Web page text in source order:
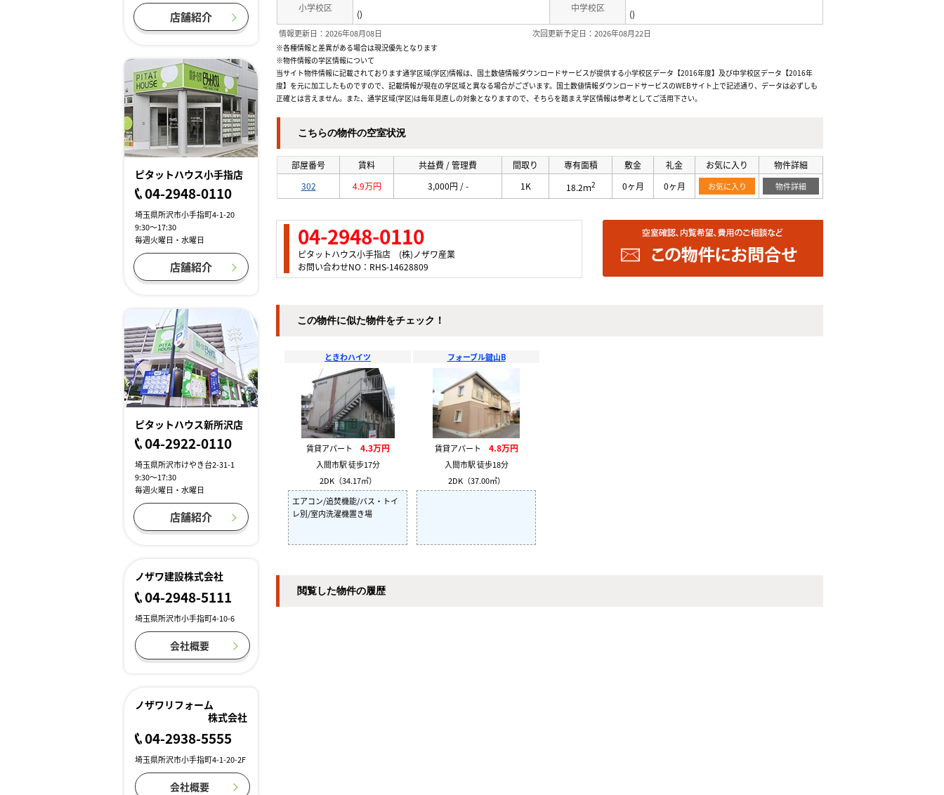
小学校区
()
中学校区
()
情報更新日：2026年08月08日 次回更新予定日：2026年08月22日
※各種情報と差異がある場合は現況優先となります
※物件情報の学区情報について
当サイト物件情報に記載されております通学区域(学区)情報は、国土数値情報ダウンロードサービスが提供する小学校区データ【2016年度】及び中学校区データ【2016年
度】を元に加工したものですので、記載情報が現在の学区域と異なる場合がございます。国土数値情報ダウンロードサービスのWEBサイト上で記述通り、データは必ずしも
正確とは言えません。また、通学区域(学区)は毎年見直しの対象となりますので、そちらを踏まえ学区情報は参考としてご活用下さい。
こちらの物件の空室状況
部屋番号 賃料 共益費 / 管理費 間取り 専有面積 敷金 礼金 お気に入り
物件詳細
302
4.9万円 3,000円 / - 1K 18.2ｍ2 0ヶ月 0ヶ月 お気に入り 物件詳細
04-2948-0110
ピタットハウス小手指店 (株)ノザワ産業
お問い合わせNO：RHS-14628809
この物件に似た物件をチェック！
ときわハイツ
賃貸アパート 4.3万円
入間市駅 徒歩17分
2DK（34.17㎡）
エアコン/追焚機能/バス・トイ
レ別/室内洗濯機置き場
フォーブル鍵山B
賃貸アパート 4.8万円
入間市駅 徒歩18分
2DK（37.00㎡）
閲覧した物件の履歴
店舗紹介
ピタットハウス小手指店
04-2948-0110
埼玉県所沢市小手指町4-1-20
9:30～17:30
毎週火曜日・水曜日
店舗紹介
ピタットハウス新所沢店
04-2922-0110
埼玉県所沢市けやき台2-31-1
9:30～17:30
毎週火曜日・水曜日
店舗紹介
ノザワ建設株式会社
04-2948-5111
埼玉県所沢市小手指町4-10-6
会社概要
ノザワリフォーム
株式会社
04-2938-5555
埼玉県所沢市小手指町4-1-20-2F
会社概要